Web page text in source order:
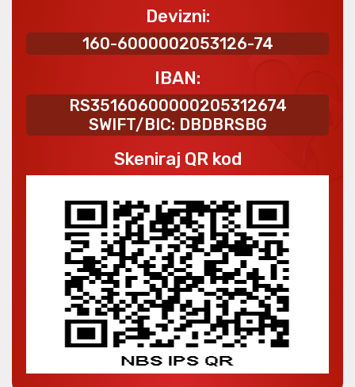
Devizni:
160-6000002053126-74
IBAN:
RS35160600000205312674
SWIFT/BIC: DBDBRSBG
Skeniraj QR kod